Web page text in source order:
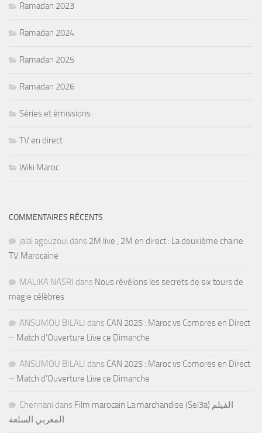
Ramadan 2023
Ramadan 2024
Ramadan 2025
Ramadan 2026
Séries et émissions
TV en direct
Wiki Maroc
COMMENTAIRES RÉCENTS
jalal agouzoul dans 2M live , 2M en direct : La deuxième chaine
TV Marocaine
MALIKA NASRI dans Nous révélons les secrets de six tours de
magie célèbres
ANSUMOU BILALI dans CAN 2025 : Maroc vs Comores en Direct
– Match d’Ouverture Live ce Dimanche
ANSUMOU BILALI dans CAN 2025 : Maroc vs Comores en Direct
– Match d’Ouverture Live ce Dimanche
Chennani dans Film marocain La marchandise (Sel3a) الفيلم
المغربي السلعة